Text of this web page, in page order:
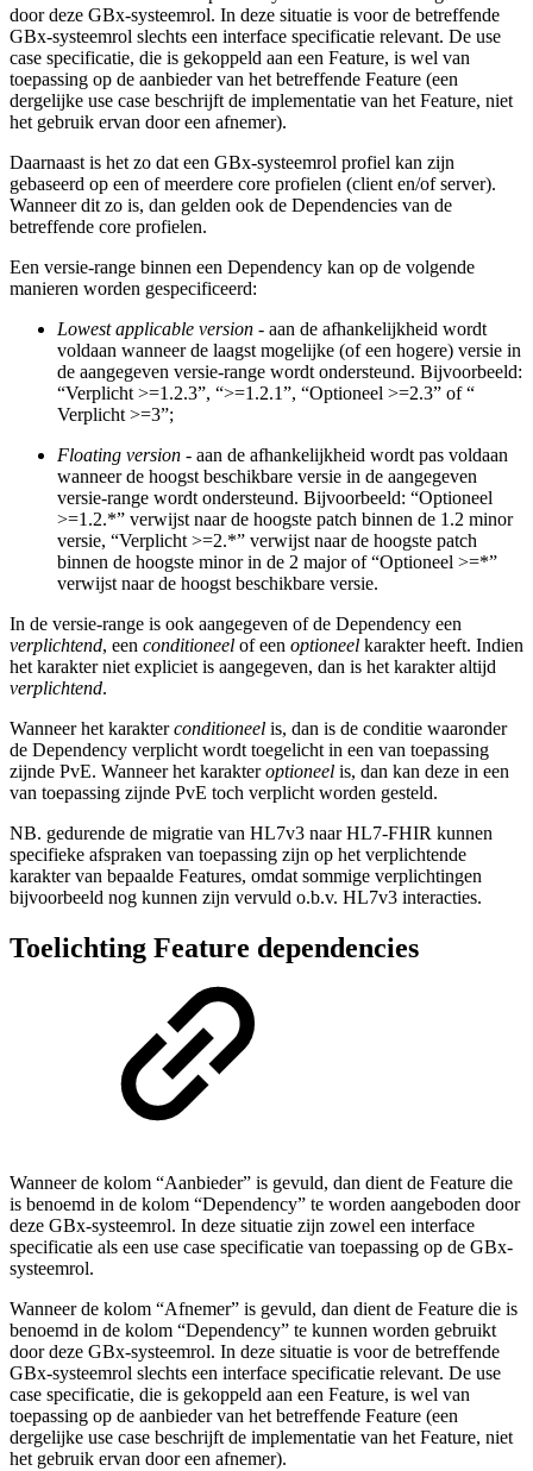
door deze GBx-systeemrol. In deze situatie is voor de betreffende
GBx-systeemrol slechts een interface specificatie relevant. De use
case specificatie, die is gekoppeld aan een Feature, is wel van
toepassing op de aanbieder van het betreffende Feature (een
dergelijke use case beschrijft de implementatie van het Feature, niet
het gebruik ervan door een afnemer).
Daarnaast is het zo dat een GBx-systeemrol profiel kan zijn
gebaseerd op een of meerdere core profielen (client en/of server).
Wanneer dit zo is, dan gelden ook de Dependencies van de
betreffende core profielen.
Een versie-range binnen een Dependency kan op de volgende
manieren worden gespecificeerd:
Lowest applicable version - aan de afhankelijkheid wordt
voldaan wanneer de laagst mogelijke (of een hogere) versie in
de aangegeven versie-range wordt ondersteund. Bijvoorbeeld:
“Verplicht >=1.2.3”, “>=1.2.1”, “Optioneel >=2.3” of “
Verplicht >=3”;
Floating version - aan de afhankelijkheid wordt pas voldaan
wanneer de hoogst beschikbare versie in de aangegeven
versie-range wordt ondersteund. Bijvoorbeeld: “Optioneel
>=1.2.*” verwijst naar de hoogste patch binnen de 1.2 minor
versie, “Verplicht >=2.*” verwijst naar de hoogste patch
binnen de hoogste minor in de 2 major of “Optioneel >=*”
verwijst naar de hoogst beschikbare versie.
In de versie-range is ook aangegeven of de Dependency een
verplichtend, een conditioneel of een optioneel karakter heeft. Indien
het karakter niet expliciet is aangegeven, dan is het karakter altijd
verplichtend.
Wanneer het karakterconditioneel is, dan is de conditie waaronder
de Dependency verplicht wordt toegelicht in een van toepassing
zijnde PvE. Wanneer het karakteroptioneel is, dan kan deze in een
van toepassing zijnde PvE toch verplicht worden gesteld.
NB. gedurende de migratie van HL7v3 naar HL7-FHIR kunnen
specifieke afspraken van toepassing zijn op het verplichtende
karakter van bepaalde Features, omdat sommige verplichtingen
bijvoorbeeld nog kunnen zijn vervuld o.b.v. HL7v3 interacties.
Toelichting Feature dependencies
Wanneer de kolom “Aanbieder” is gevuld, dan dient de Feature die
is benoemd in de kolom “Dependency” te worden aangeboden door
deze GBx-systeemrol. In deze situatie zijn zowel een interface
specificatie als een use case specificatie van toepassing op de GBx-
systeemrol.
Wanneer de kolom “Afnemer” is gevuld, dan dient de Feature die is
benoemd in de kolom “Dependency” te kunnen worden gebruikt
door deze GBx-systeemrol. In deze situatie is voor de betreffende
GBx-systeemrol slechts een interface specificatie relevant. De use
case specificatie, die is gekoppeld aan een Feature, is wel van
toepassing op de aanbieder van het betreffende Feature (een
dergelijke use case beschrijft de implementatie van het Feature, niet
het gebruik ervan door een afnemer).